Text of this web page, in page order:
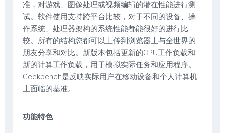
准，对游戏、图像处理或视频编辑的潜在性能进行测
试。软件使用支持跨平台比较，对于不同的设备、操
作系统、处理器架构的系统性能都能很好的进行比
较。所有的结构您都可以上传到浏览器上与全世界的
朋友分享和对比。新版本包括更新的CPU工作负载和
新的计算工作负载，用于模拟实际任务和应用程序。
Geekbench是反映实际用户在移动设备和个人计算机
上面临的基准。
功能特色